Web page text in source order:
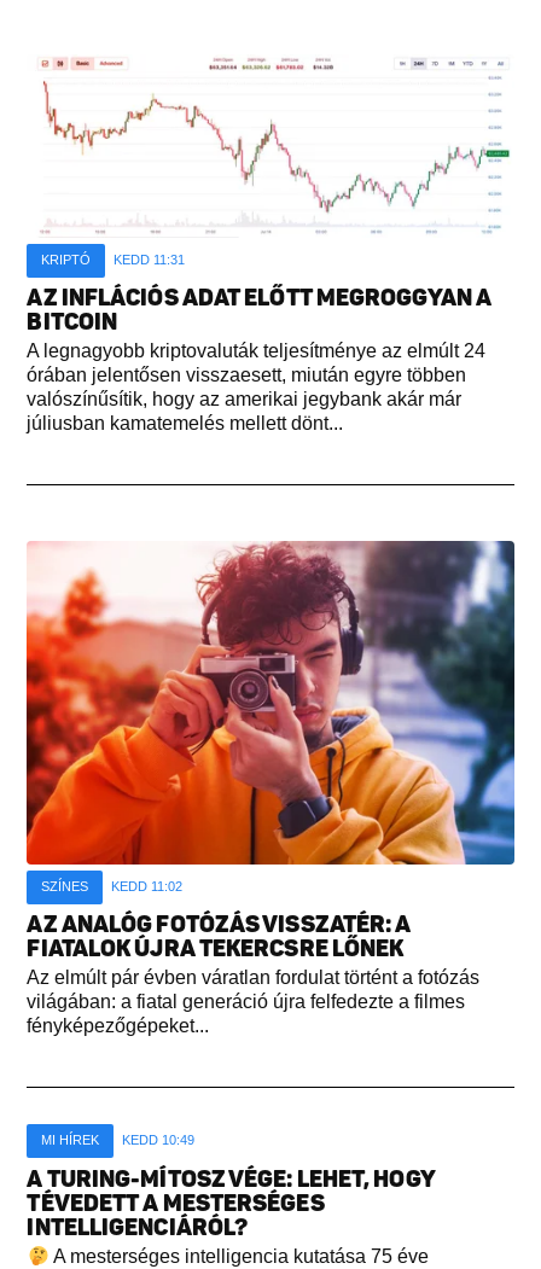
KRIPTÓ KEDD 11:31
AZ INFLÁCIÓS ADAT ELŐTT MEGROGGYAN A
BITCOIN
A legnagyobb kriptovaluták teljesítménye az elmúlt 24
órában jelentősen visszaesett, miután egyre többen
valószínűsítik, hogy az amerikai jegybank akár már
júliusban kamatemelés mellett dönt...
SZÍNES KEDD 11:02
AZ ANALÓG FOTÓZÁS VISSZATÉR: A
FIATALOK ÚJRA TEKERCSRE LŐNEK
Az elmúlt pár évben váratlan fordulat történt a fotózás
világában: a fiatal generáció újra felfedezte a filmes
fényképezőgépeket...
MI HÍREK KEDD 10:49
A TURING-MÍTOSZ VÉGE: LEHET, HOGY
TÉVEDETT A MESTERSÉGES
INTELLIGENCIÁRÓL?
A mesterséges intelligencia kutatása 75 éve